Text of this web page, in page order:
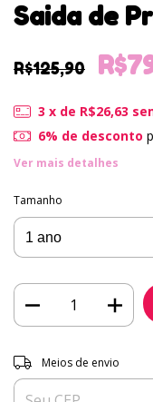
Saida de
R$125,90
3 x de R$26,63
6% de desconto
Ver mais detalhes
Tamanho
Entregas para o CEP:
Meios de envio